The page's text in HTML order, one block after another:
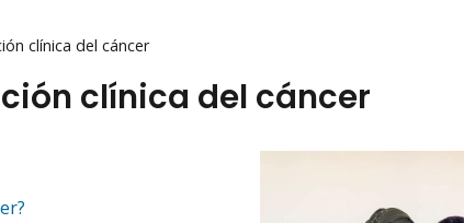
clínica del cáncer
clínica del cáncer